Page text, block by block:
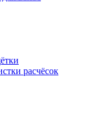
расчёсок